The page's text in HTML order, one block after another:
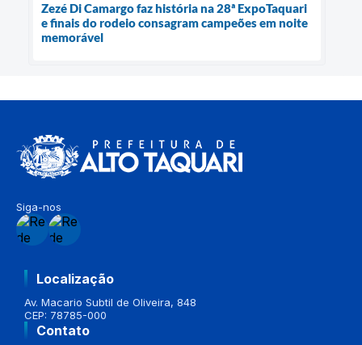
Zezé Di Camargo faz história na 28ª ExpoTaquari
e finais do rodeio consagram campeões em noite
memorável
Siga-nos
Localização
Av. Macario Subtil de Oliveira, 848
CEP: 78785-000
Contato